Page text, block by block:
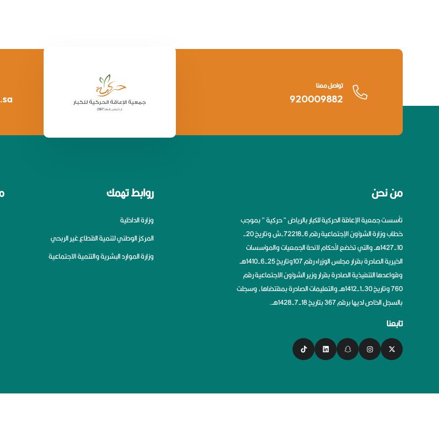
تواصل معنا
920009882
من نحن
تأسست جمعية الإعاقة الحركية للكبار بالرياض ” حركية ” بموجب
خطاب وزارة الشؤون الإجتماعية رقم 6-72218-ش وتاريخ 20-
10-1427هــ والتي تخضع لأحكام لائحة الجمعيات والمؤسسات
الخيرية الصادرة بقرار مجلس الوزراء رقم 107وتاريخ 25-6-1410هــ
وقواعدها التنفيذية الصادرة بقرار وزير الشؤون الاجتماعية رقم
760 وتاريخ 30-1-1412هــ والتعليمات الصادرة بمقتضاها، وسجلت
بالسجل الخاص لديها برقم 367 بتاريخ 18-7-1428هــ.
تابعنا
روابط تهمك
وزارة الداخلية
المركز الوطني لتنمية القطاع غير الربحي
وزارة الموارد البشرية والتنمية الاجتماعية